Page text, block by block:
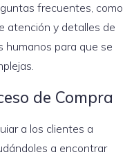
frecuentes, como
atención y detalles de
humanos para que se
de Compra
a los clientes a
a encontrar